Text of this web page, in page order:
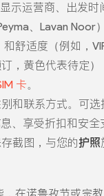
显示运营商、出发时
、Lavan Noor
舒适度（例如，
，黄色代表待定
卡。
和联系方式。可选
、享受折扣和安全
截图，与您的护照